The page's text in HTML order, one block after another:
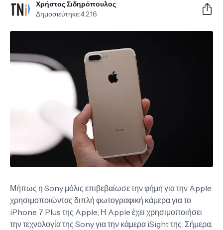
Χρήστος Σιδηρόπουλος
Δημοσιεύτηκε:4.2.16
Μήπως η Sony μόλις επιβεβαίωσε την φήμη για την Apple
χρησιμοποιώντας διπλή φωτογραφική κάμερα για το
iPhone 7 Plus της Apple; Η Apple έχει χρησιμοποιήσει
την τεχνολογία της Sony για την κάμερα iSight της. Σήμερα,